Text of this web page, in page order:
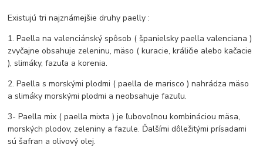
Existujú tri najznámejšie druhy paelly :
1. Paella na valenciánský spôsob ( španielsky paella valenciana )
zvyčajne obsahuje zeleninu, mäso ( kuracie, králičie alebo kačacie
), slimáky, fazuľa a korenia.
2. Paella s morskými plodmi ( paella de marisco ) nahrádza mäso
a slimáky morskými plodmi a neobsahuje fazuľu.
3- Paella mix ( paella mixta ) je ľubovoľnou kombináciou mäsa,
morských plodov, zeleniny a fazule. Ďalšími dôležitými prísadami
sú šafran a olivový olej.